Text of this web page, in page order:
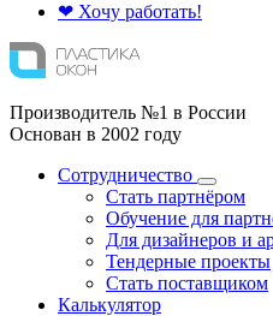
❤ Хочу работать!
Производитель №1 в России
Основан в 2002 году
Сотрудничество
Стать партнёром
Обучение для
Для дизайнеров и
Тендерные проекты
Стать поставщиком
Калькулятор